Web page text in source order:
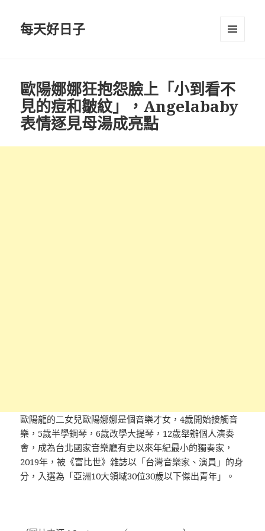
每天好日子
歐陽娜娜狂抱怨臉上「小到看不
見的痘和皺紋」，Angelababy
表情逐見母湯成亮點
歐陽龍的二女兒歐陽娜娜是個音樂才女，4歲開始接觸音
樂，5歲半學鋼琴，6歲改學大提琴，12歲舉辦個人演奏
會，成為台北國家音樂廳有史以來年紀最小的獨奏家，
2019年，被《富比世》雜誌以「台灣音樂家、演員」的身
分，入選為「亞洲10大領域30位30歲以下傑出青年」。